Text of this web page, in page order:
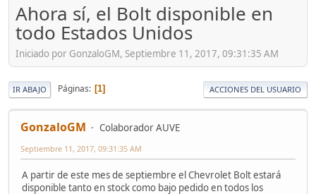
Ahora sí, el Bolt disponible en
todo Estados Unidos
Iniciado por GonzaloGM, Septiembre 11, 2017, 09:31:35 AM
IR ABAJO Páginas 1 ACCIONES DEL USUARIO
GonzaloGM Colaborador AUVE
Septiembre 11, 2017, 09:31:35 AM
A partir de este mes de septiembre el Chevrolet Bolt estará
disponible tanto en stock como bajo pedido en todos los